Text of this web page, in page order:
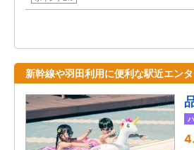
新幹線や羽田利用に便利な駅近エン